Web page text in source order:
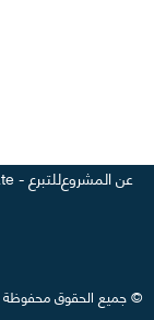
عن المشروعللتبرع - donate
©جميع الحقوق محفوظة